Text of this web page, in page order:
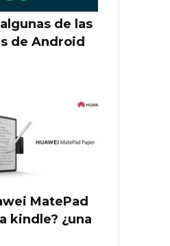
de las
de Android
MatePad
kindle? ¿una